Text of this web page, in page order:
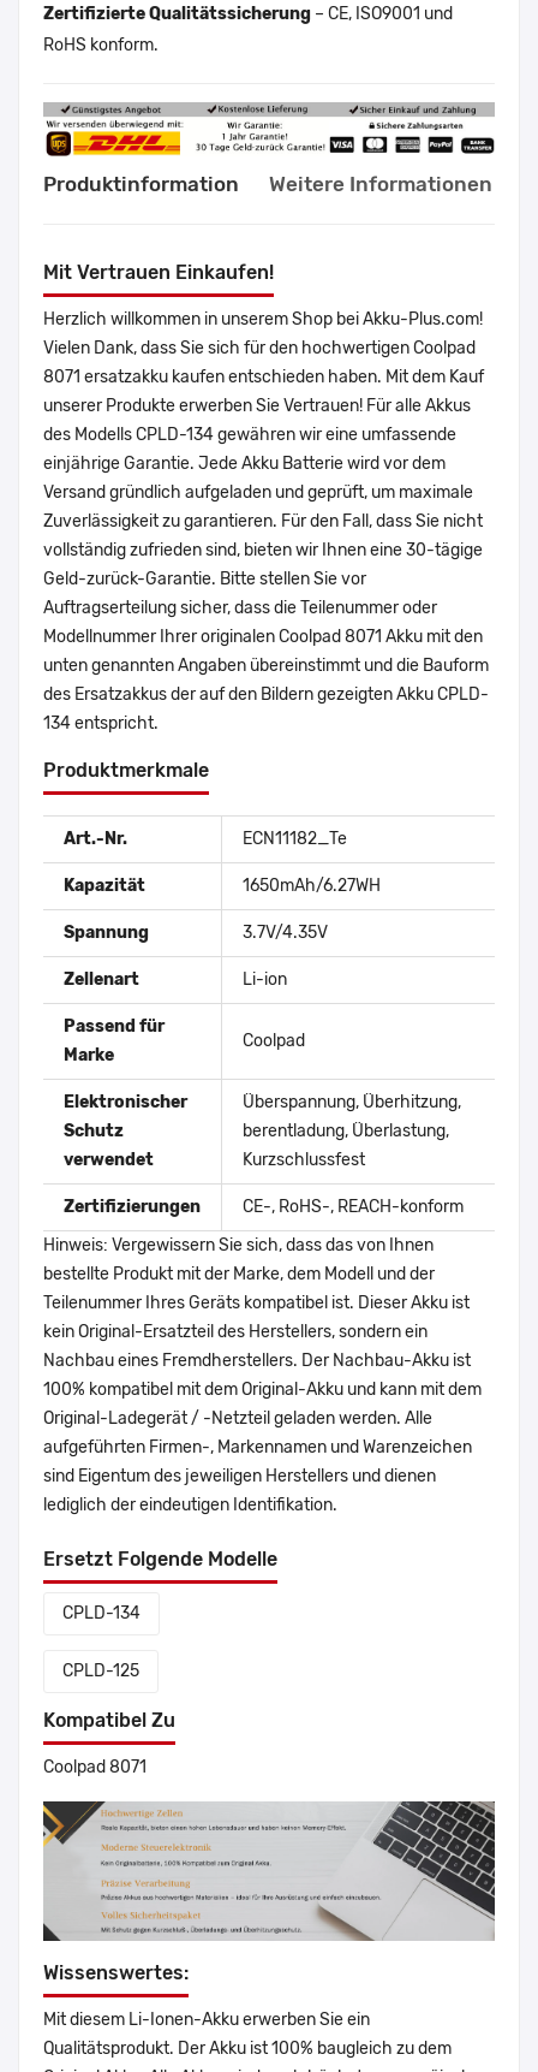
Zertifizierte Qualitätssicherung – CE, ISO9001 und
RoHS konform.
Produktinformation Weitere Informationen
Mit Vertrauen Einkaufen!
Herzlich willkommen in unserem Shop bei Akku-Plus.com!
Vielen Dank, dass Sie sich für den hochwertigen Coolpad
8071 ersatzakku kaufen entschieden haben. Mit dem Kauf
unserer Produkte erwerben Sie Vertrauen! Für alle Akkus
des Modells CPLD-134 gewähren wir eine umfassende
einjährige Garantie. Jede Akku Batterie wird vor dem
Versand gründlich aufgeladen und geprüft, um maximale
Zuverlässigkeit zu garantieren. Für den Fall, dass Sie nicht
vollständig zufrieden sind, bieten wir Ihnen eine 30-tägige
Geld-zurück-Garantie. Bitte stellen Sie vor
Auftragserteilung sicher, dass die Teilenummer oder
Modellnummer Ihrer originalen Coolpad 8071 Akku mit den
unten genannten Angaben übereinstimmt und die Bauform
des Ersatzakkus der auf den Bildern gezeigten Akku CPLD-
134 entspricht.
Produktmerkmale
Art.-Nr. ECN11182_Te
Kapazität 1650mAh/6.27WH
Spannung 3.7V/4.35V
Zellenart Li-ion
Passend für
Marke
Coolpad
Elektronischer
Schutz
verwendet
Überspannung, Überhitzung,
berentladung, Überlastung,
Kurzschlussfest
Zertifizierungen
CE-, RoHS-, REACH-konform
Hinweis: Vergewissern Sie sich, dass das von Ihnen
bestellte Produkt mit der Marke, dem Modell und der
Teilenummer Ihres Geräts kompatibel ist. Dieser Akku ist
kein Original-Ersatzteil des Herstellers, sondern ein
Nachbau eines Fremdherstellers. Der Nachbau-Akku ist
100% kompatibel mit dem Original-Akku und kann mit dem
Original-Ladegerät / -Netzteil geladen werden. Alle
aufgeführten Firmen-, Markennamen und Warenzeichen
sind Eigentum des jeweiligen Herstellers und dienen
lediglich der eindeutigen Identifikation.
Ersetzt Folgende Modelle
CPLD-134
CPLD-125
Kompatibel Zu
Coolpad 8071
Wissenswertes:
Mit diesem Li-Ionen-Akku erwerben Sie ein
Qualitätsprodukt. Der Akku ist 100% baugleich zu dem